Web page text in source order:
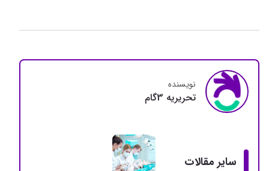
نویسنده
تحريريه 3گام
سایر مقالات